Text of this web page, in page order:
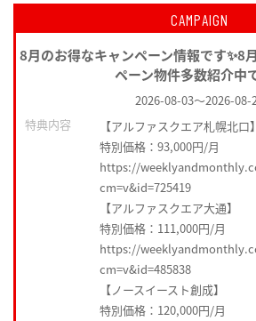
CAMPAIGN
8月のお得なキャンペーン情報です✨8
ペーン物件多数紹介中
2026-08-03～2026-08-
特典内容
【アルファスクエア札幌北口】
特別価格：93,000円/月
https://
cm=v&id=725419
【アルファスクエア大通】
特別価格：111,000円/月
https://
cm=v&id=485838
【ノースイースト創成】
特別価格：120,000円/月